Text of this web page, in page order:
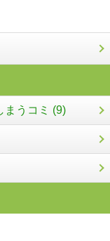
まうコミ (9)